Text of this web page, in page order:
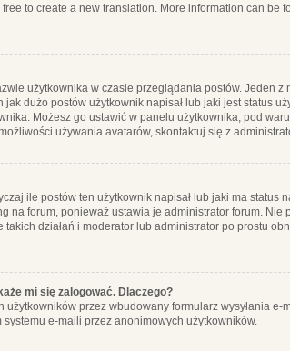
to create a new translation. More information can be
użytkownika w czasie przeglądania postów. Jeden
dużo postów użytkownik napisał lub jaki jest status
Możesz go ustawić w panelu użytkownika, pod
używania avatarów, skontaktuj się z
ile postów ten użytkownik napisał lub jaki ma status
na forum, ponieważ ustawia je administrator forum. Nie
działań i moderator lub administrator po prostu
mi się zalogować. Dlaczego?
przez wbudowany formularz wysyłania e-
e-maili przez anonimowych użytkowników.